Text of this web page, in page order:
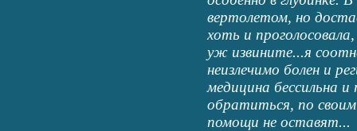
вертолетом, но
хоть и
уж извините...я
неизлечимо болен и
медицина бессильна
обратиться, по
помощи не оставят...